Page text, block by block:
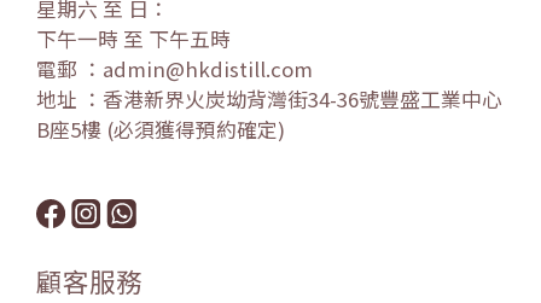
星期六 至 日：
下午一時 至 下午五時
電郵 ：admin@hkdistill.com
地址 ：香港新界火炭坳背灣街34-36號豐盛工業中心
B座5樓 (必須獲得預約確定)
顧客服務